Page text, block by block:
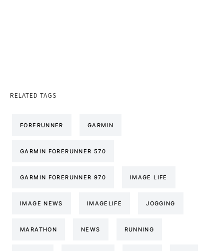
RELATED TAGS
FORERUNNER GARMIN
GARMIN FORERUNNER 570
GARMIN FORERUNNER 970 IMAGE LIFE
IMAGE NEWS IMAGELIFE JOGGING
MARATHON NEWS RUNNING